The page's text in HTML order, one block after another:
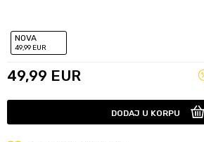
NOVA
49,99 EUR
49,99 EUR
DODAJ U KORPU